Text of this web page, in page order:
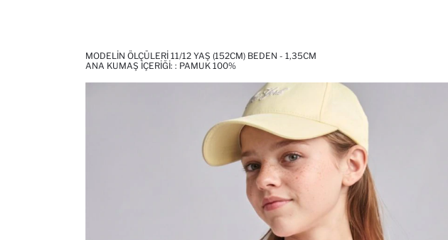
MODELIN ÖLÇÜLERI 11/12 YAŞ (152CM) BEDEN - 1,35CM
ANA KUMAŞ İÇERIĞI: : PAMUK 100%